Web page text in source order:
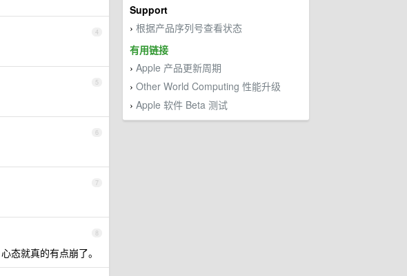
Support
› 根据产品序列号查看状态
有用链接
› Apple 产品更新周期
› Other World Computing 性能升级
› Apple 软件 Beta 测试
4
5
6
7
8
态就真的有点崩了。